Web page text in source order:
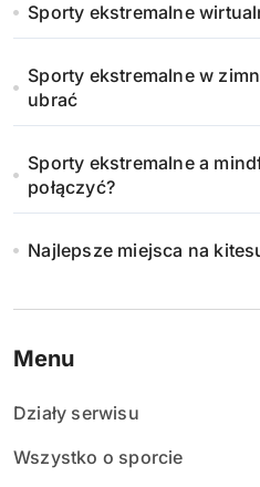
Sporty ekstremalne
Sporty ekstremalne w
ubrać
Sporty ekstremalne a
połączyć?
Najlepsze miejsca na
Menu
Działy serwisu
Wszystko o sporcie